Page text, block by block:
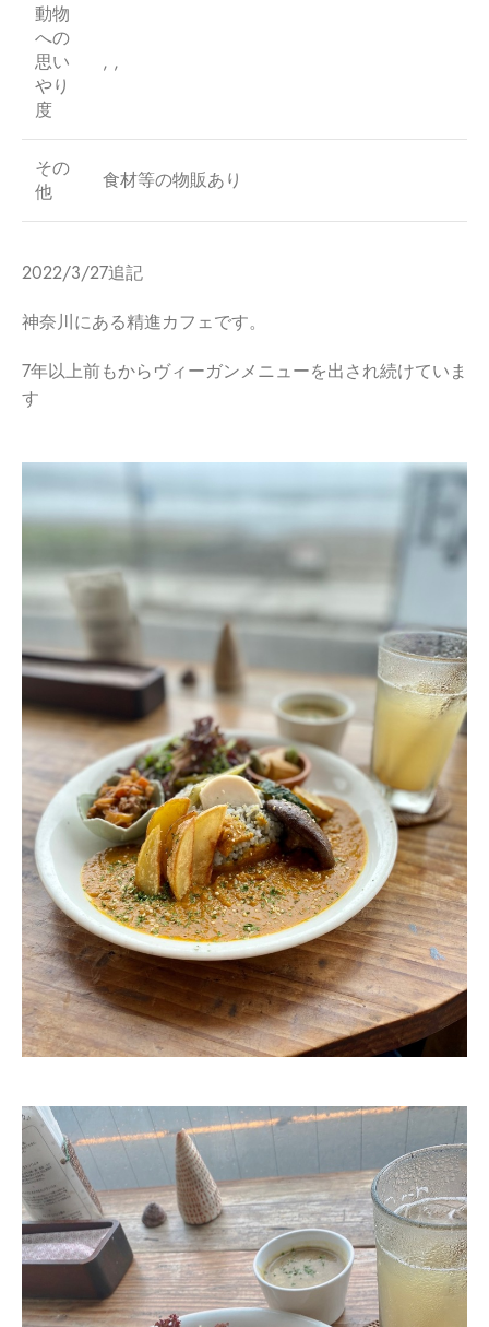
動物
への
思い
やり
度
, ,
その
他
食材等の物販あり
2022/3/27追記
神奈川にある精進カフェです。
7年以上前もからヴィーガンメニューを出され続けていま
す